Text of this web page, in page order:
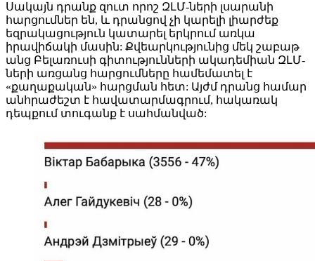
Սակայն դրանք զուտ որոշ ԶԼՄ-ների լսարանի
հարցումներ են, և դրանցով չի կարելի լիարժեք
եզրակացություն կատարել երկրում առկա
իրավիճակի մասին: Քվեարկությունից մեկ շաբաթ
անց Բելառուսի գիտությունների ակադեմիան ԶԼՄ-
ների առցանց հարցումները համեմատել է
«քաղաքական» հարցման հետ: Այժմ դրանց համար
անհրաժեշտ է հավատարմագրում, հակառակ
դեպքում տուգանք է սահմանված: